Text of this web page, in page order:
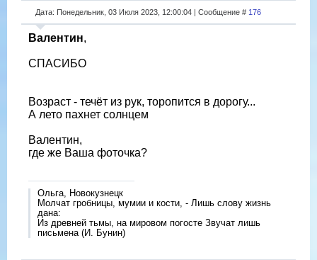
Дата: Понедельник, 03 Июля 2023, 12:00:04 | Сообщение # 176
Валентин,
СПАСИБО
Возраст - течёт из рук, торопится в дорогу...
А лето пахнет солнцем
Валентин,
где же Ваша фоточка?
Ольга, Новокузнецк
Молчат гробницы, мумии и кости, - Лишь слову жизнь
дана:
Из древней тьмы, на мировом погосте Звучат лишь
письмена (И. Бунин)